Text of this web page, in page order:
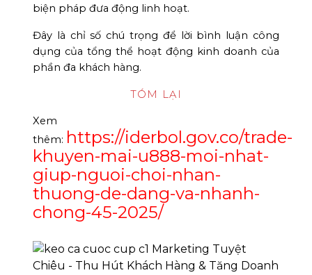
biện pháp đưa động linh hoạt.
Đây là chỉ số chú trọng để lời bình luận công
dụng của tổng thể hoạt động kinh doanh của
phần đa khách hàng.
TÓM LẠI
Xem
thêm: https://iderbol.gov.co/trade-
khuyen-mai-u888-moi-nhat-
giup-nguoi-choi-nhan-
thuong-de-dang-va-nhanh-
chong-45-2025/